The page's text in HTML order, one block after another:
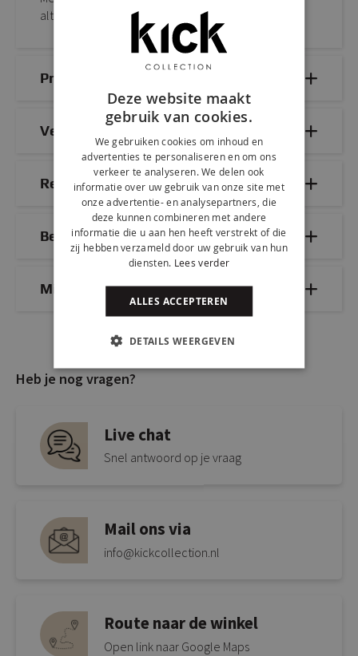
altijd een perfecte match voor jou tussen zit!
Productdetails
Veelgestelde vragen
Reviews
Bezorg- & retourinformatie
Mix & Match
Heb je nog vragen?
Live chat
Snel antwoord op je vraag
Mail ons via
info@kickcollection.nl
Route naar de winkel
Open link naar Google Maps
Deze website maakt
gebruik van cookies.
We gebruiken cookies om inhoud en
advertenties te personaliseren en om ons
verkeer te analyseren. We delen ook
informatie over uw gebruik van onze site met
onze advertentie- en analysepartners, die
deze kunnen combineren met andere
informatie die u aan hen heeft verstrekt of die
zij hebben verzameld door uw gebruik van hun
diensten. Lees verder
ALLES ACCEPTEREN
DETAILS WEERGEVEN